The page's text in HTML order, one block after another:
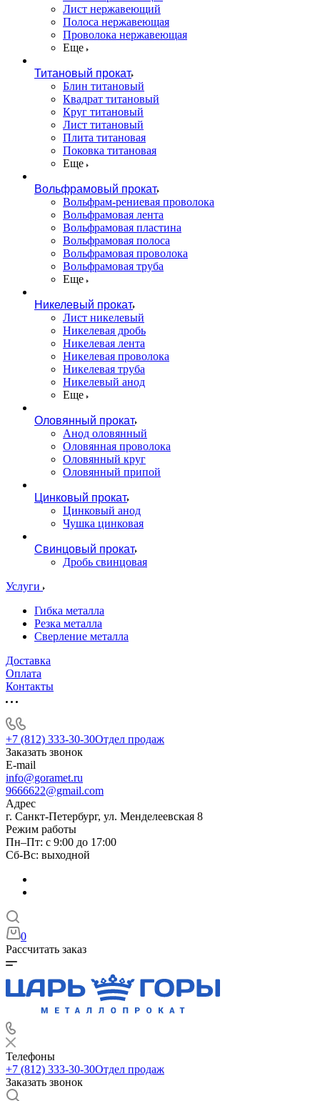
Лист нержавеющий
Полоса нержавеющая
Проволока нержавеющая
Еще
Титановый прокат
Блин титановый
Квадрат титановый
Круг титановый
Лист титановый
Плита титановая
Поковка титановая
Еще
Вольфрамовый прокат
Вольфрам-рениевая проволока
Вольфрамовая лента
Вольфрамовая пластина
Вольфрамовая полоса
Вольфрамовая проволока
Вольфрамовая труба
Еще
Никелевый прокат
Лист никелевый
Никелевая дробь
Никелевая лента
Никелевая проволока
Никелевая труба
Никелевый анод
Еще
Оловянный прокат
Анод оловянный
Оловянная проволока
Оловянный круг
Оловянный припой
Цинковый прокат
Цинковый анод
Чушка цинковая
Свинцовый прокат
Дробь свинцовая
Услуги
Гибка металла
Резка металла
Сверление металла
Доставка
Оплата
Контакты
+7 (812) 333-30-30Отдел продаж
Заказать звонок
E-mail
info@goramet.ru
9666622@gmail.com
Адрес
г. Санкт-Петербург, ул. Менделеевская 8
Режим работы
Пн–Пт: с 9:00 до 17:00
Сб-Вс: выходной
0
Рассчитать заказ
Телефоны
+7 (812) 333-30-30Отдел продаж
Заказать звонок